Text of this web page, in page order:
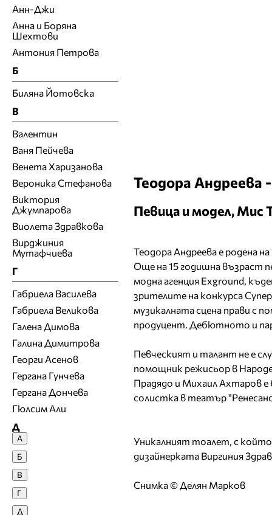
Теодора Андреева
Певица и модел, Мис
Теодора Андреева е родена
Още на 15 годишна възраст
модна агенция Exground,
зрителите на конкурса
музикалната сцена прави с
продуцент. Дебютното и
Певческият и талант не е
помощник режисьор в
Прадядо и Михаил Ахтаров е
солистка в театър
Уникалният тоалет, с който
дизайнерката Виргиния
Снимка © Делян Марков
Анн-Джи
Анна и Боряна
Шехтови
Антония Петрова
Б
Биляна Йотовска
В
Валентин
Ваня Пейчева
Венета Харизанова
Вероника Стефанова
Виктория
Джумпарова
Виолета Здравкова
Вирджиния
Мутафчиева
Г
Габриела Василева
Габриела Великова
Галена Димова
Галина Димитрова
Георги Асенов
Гергана Гунчева
Гергана Дончева
Гюлсим Али
Д
Денислава Сашова
Десислава Денчева
Десислава Николова
Десислава Панчева
А
Б
В
Г
Д